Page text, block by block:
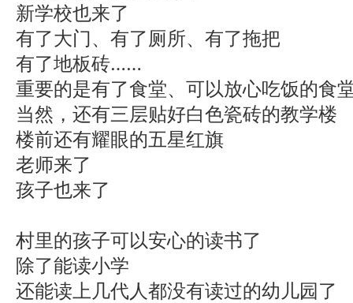
新学校也来了
有了大门、有了厕所、有了拖把
有了地板砖……
重要的是有了食堂、可以放心吃饭的食
当然，还有三层贴好白色瓷砖的教学楼
楼前还有耀眼的五星红旗
老师来了
孩子也来了
村里的孩子可以安心的读书了
除了能读小学
还能读上几代人都没有读过的幼儿园了